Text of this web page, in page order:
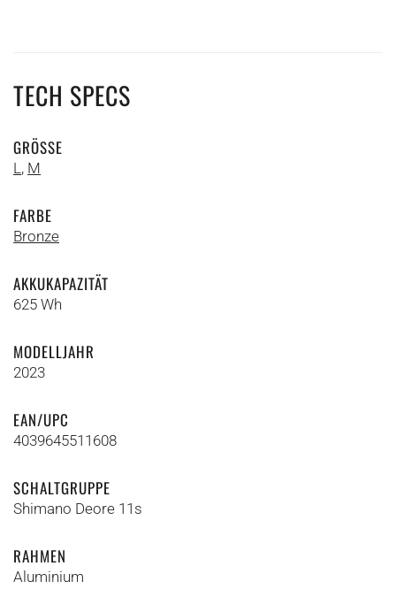
TECH SPECS
GRÖSSE
L, M
FARBE
Bronze
AKKUKAPAZITÄT
625 Wh
MODELLJAHR
2023
EAN/UPC
4039645511608
SCHALTGRUPPE
Shimano Deore 11s
RAHMEN
Aluminium